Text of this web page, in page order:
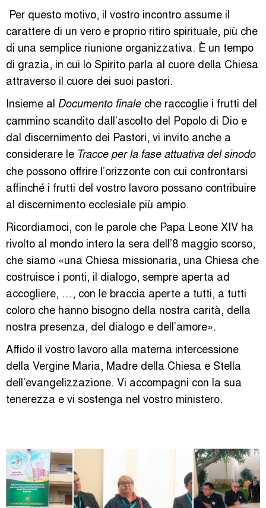
Per questo motivo, il vostro incontro assume il
carattere di un vero e proprio ritiro spirituale, più che
di una semplice riunione organizzativa. È un tempo
di grazia, in cui lo Spirito parla al cuore della Chiesa
attraverso il cuore dei suoi pastori.
Insieme al Documento finale che raccoglie i frutti del
cammino scandito dall’ascolto del Popolo di Dio e
dal discernimento dei Pastori, vi invito anche a
considerare le Tracce per la fase attuativa del sinodo
che possono offrire l’orizzonte con cui confrontarsi
affinché i frutti del vostro lavoro possano contribuire
al discernimento ecclesiale più ampio.
Ricordiamoci, con le parole che Papa Leone XIV ha
rivolto al mondo intero la sera dell’8 maggio scorso,
che siamo «una Chiesa missionaria, una Chiesa che
costruisce i ponti, il dialogo, sempre aperta ad
accogliere, …, con le braccia aperte a tutti, a tutti
coloro che hanno bisogno della nostra carità, della
nostra presenza, del dialogo e dell’amore».
Affido il vostro lavoro alla materna intercessione
della Vergine Maria, Madre della Chiesa e Stella
dell’evangelizzazione. Vi accompagni con la sua
tenerezza e vi sostenga nel vostro ministero.